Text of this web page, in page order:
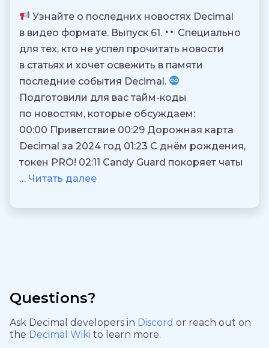
Узнайте о последних новостях Decimal
в видео формате. Выпуск 61.
Специально
для тех, кто не успел прочитать новости
в статьях и хочет освежить в памяти
последние события Decimal.
Подготовили для вас тайм-коды
по новостям, которые обсуждаем:
00:00 Приветствие 00:29 Дорожная карта
Decimal за 2024 год 01:23 С днём рождения,
токен PRO! 02:11 Candy Guard покоряет чаты
… Читать далее
Questions?
Ask Decimal developers in Discord or reach out on
the Decimal Wiki to learn more.